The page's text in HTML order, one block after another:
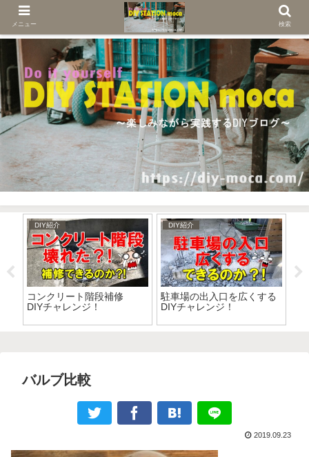
DIY紹介
コンクリート階段補修
DIYチャレンジ！
DIY紹介
駐車場の出入口を広くする
DIYチャレンジ！
バルブ比較
2019.09.23
メニュー 検索